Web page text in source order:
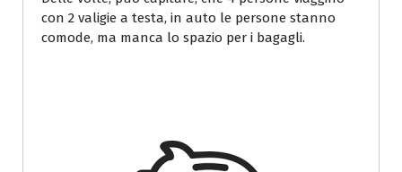
con 2 valigie a testa, in auto le persone stanno
comode, ma manca lo spazio per i bagagli.